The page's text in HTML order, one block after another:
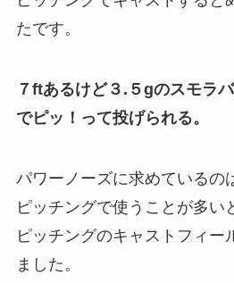
たです。
７ftあるけど３.５gのスモラ
でピッ！って投げられる。
パワーノーズに求めているの
ピッチングで使うことが多い
ピッチングのキャストフィー
ました。